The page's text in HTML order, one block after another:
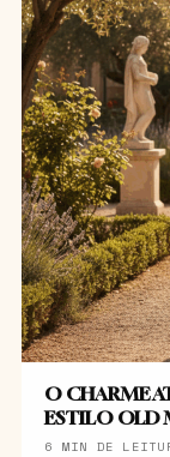
O CHARME
ESTILO OLD
6 MIN DE